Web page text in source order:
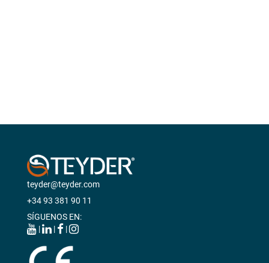
teyder@teyder.com
+34 93 381 90 11
SÍGUENOS EN:
|
| |